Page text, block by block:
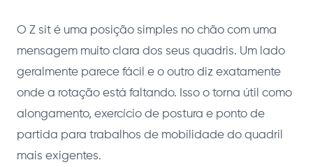
O Z sit é uma posição simples no chão com uma
mensagem muito clara dos seus quadris. Um lado
geralmente parece fácil e o outro diz exatamente
onde a rotação está faltando. Isso o torna útil como
alongamento, exercício de postura e ponto de
partida para trabalhos de mobilidade do quadril
mais exigentes.